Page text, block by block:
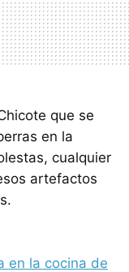
que se
en la
cualquier
artefactos
en la cocina de